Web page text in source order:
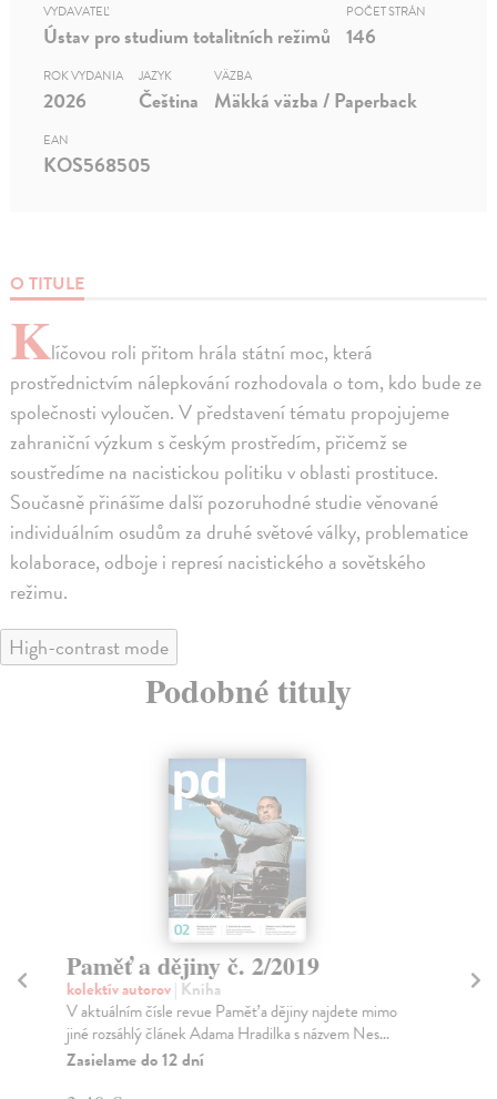
O TITULE
Klíčovou roli přitom hrála státní moc, která
prostřednictvím nálepkování rozhodovala o tom, kdo bude ze
společnosti vyloučen. V představení tématu propojujeme
zahraniční výzkum s českým prostředím, přičemž se
soustředíme na nacistickou politiku v oblasti prostituce.
Současně přinášíme další pozoruhodné studie věnované
individuálním osudům za druhé světové války, problematice
kolaborace, odboje i represí nacistického a sovětského
režimu.
VYDAVATEĽ
Ústav pro studium totalitních režimů
POČET STRÁN
146
ROK VYDANIA
2026
JAZYK
Čeština
VÄZBA
Mäkká väzba / Paperback
EAN
KOS568505
High-contrast mode
Podobné tituly
Paměť a dějiny č. 2/2019
kolektív autorov| Kniha
V aktuálním čísle revue Paměť a dějiny najdete mimo
jiné rozsáhlý článek Adama Hradilka s názvem Nes...
Zasielame do 12 dní